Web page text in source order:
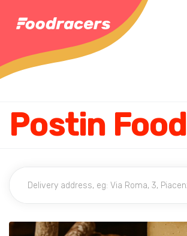
Postin Food